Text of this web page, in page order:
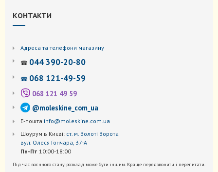
КОНТАКТИ
Адреса та телефони магазину
☎ 044 390-20-80
☎ 068 121-49-59
068 121 49 59
@moleskine_com_ua
Е-пошта info@moleskine.com.ua
Шоурум в Києві: ст. м. Золоті Ворота
вул. Олеся Гончара, 37-А
Пн-Пт 10:00-18:00
Під час воєнного стану розклад може бути іншим. Краще передзвонити і перепитати.